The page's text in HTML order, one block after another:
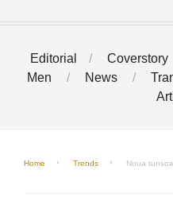
Editorial Coverstory
Men
News
Home Trends Noua